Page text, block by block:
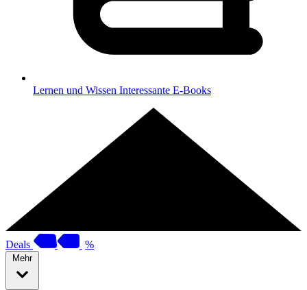
Lernen und Wissen Interessante E-Books
Deals %
Mehr